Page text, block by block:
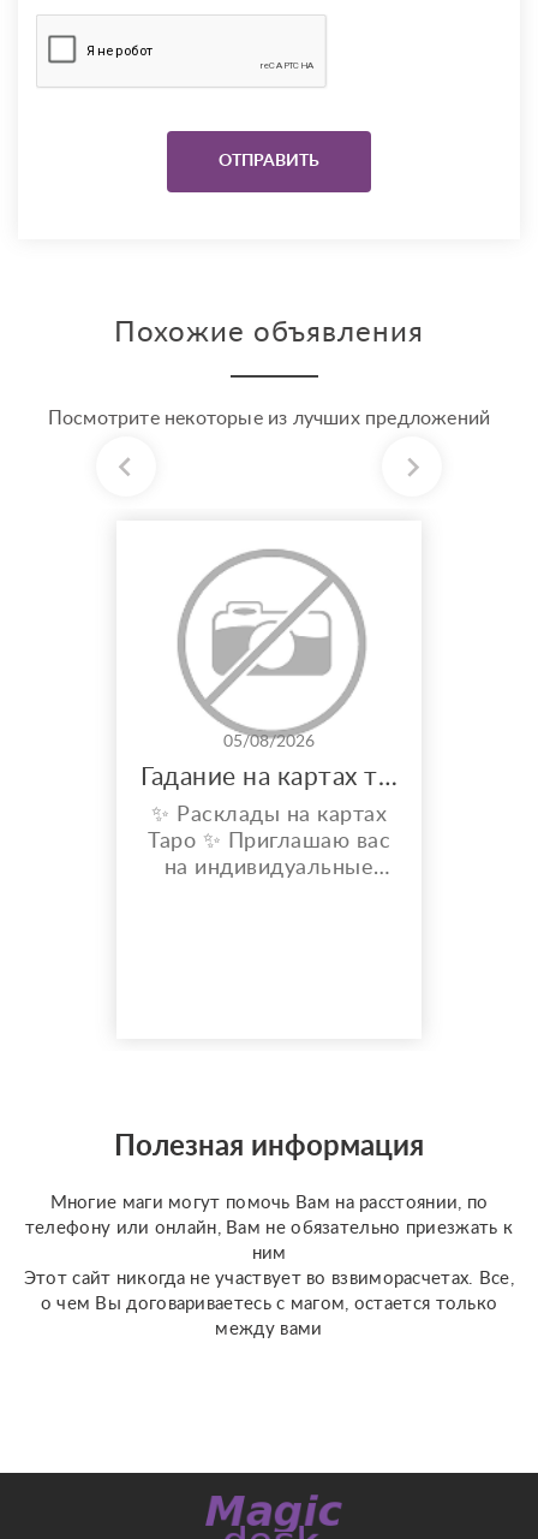
Похожие объявления
Посмотрите некоторые из лучших предложений
05/08/2026
Гадание на картах таро
✨ Расклады на картах
Таро ✨ Приглашаю вас
на индивидуальные
отношения, чувства,
любовь; ????
с человеком; ???...
Полезная информация
Многие маги могут помочь Вам на расстоянии, по
телефону или онлайн, Вам не обязательно приезжать к
ним
Этот сайт никогда не участвует во взвиморасчетах. Все,
о чем Вы договариваетесь с магом, остается только
между вами